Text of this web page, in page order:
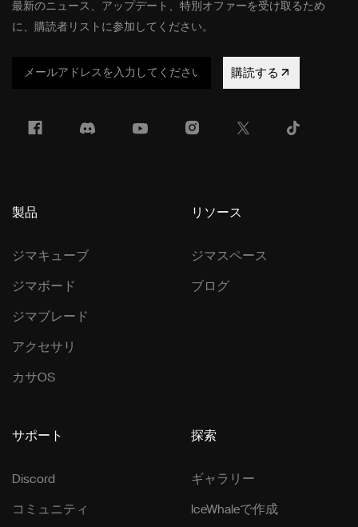
最新のニュース、アップデート、特別オファーを受け取るため
に、購読者リストに参加してください。
購読する
製品
ジマキューブ
ジマボード
ジマブレード
アクセサリ
カサOS
リソース
ジマスペース
ブログ
サポート
Discord
コミュニティ
探索
ギャラリー
IceWhaleで作成